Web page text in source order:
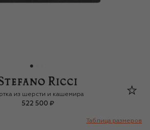
Ricci Junior
из шерсти и кашемира
522 500 ₽
Таблица размеров